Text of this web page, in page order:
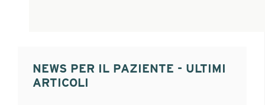
NEWS PER IL PAZIENTE - ULTIMI
ARTICOLI